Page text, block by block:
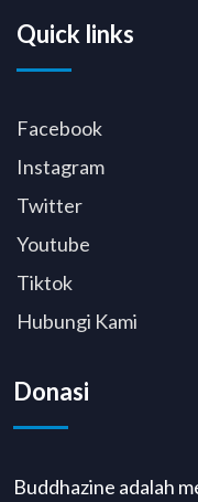
Quick links
Facebook
Instagram
Twitter
Youtube
Tiktok
Hubungi Kami
Donasi
Buddhazine adalah